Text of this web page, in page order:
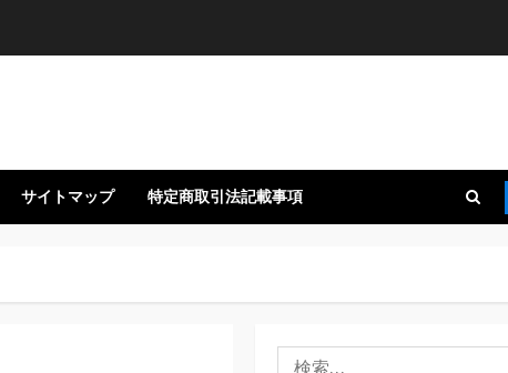
サイトマップ 特定商取引法記載事項
検